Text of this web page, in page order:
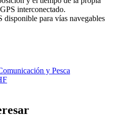
interconectado.
disponible para vías navegables
y Pesca